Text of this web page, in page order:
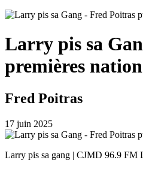
Larry pis sa
premières
Fred Poitras
17 juin 2025
Larry pis sa gang | CJMD 96.9 FM